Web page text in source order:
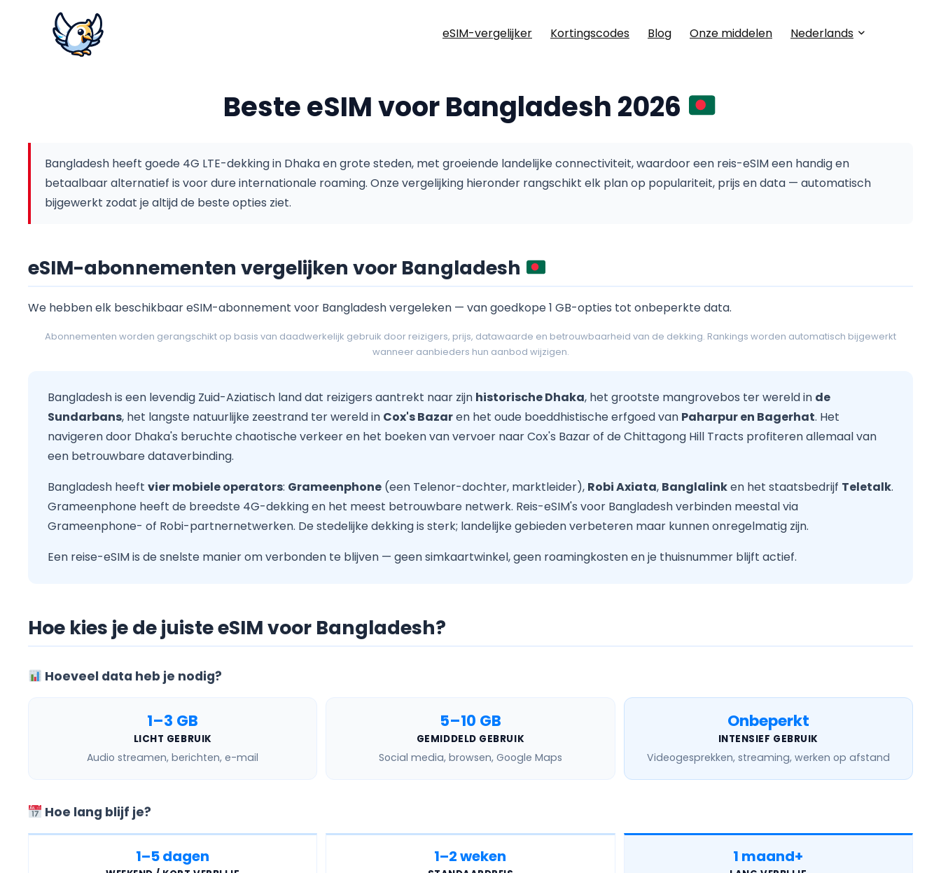
eSIM-vergelijker Kortingscodes Blog Onze middelen Nederlands
Beste eSIM voor Bangladesh 2026
Bangladesh heeft goede 4G LTE-dekking in Dhaka en grote steden, met groeiende landelijke connectiviteit, waardoor een reis-eSIM een handig en
betaalbaar alternatief is voor dure internationale roaming. Onze vergelijking hieronder rangschikt elk plan op populariteit, prijs en data — automatisch
bijgewerkt zodat je altijd de beste opties ziet.
eSIM-abonnementen vergelijken voor Bangladesh
We hebben elk beschikbaar eSIM-abonnement voor Bangladesh vergeleken — van goedkope 1 GB-opties tot onbeperkte data.
Abonnementen worden gerangschikt op basis van daadwerkelijk gebruik door reizigers, prijs, datawaarde en betrouwbaarheid van de dekking. Rankings worden automatisch bijgewerkt
wanneer aanbieders hun aanbod wijzigen.
Bangladesh is een levendig Zuid-Aziatisch land dat reizigers aantrekt naar zijn historische Dhaka, het grootste mangrovebos ter wereld in de
Sundarbans, het langste natuurlijke zeestrand ter wereld in Cox's Bazaren het oude boeddhistische erfgoed van Paharpur en Bagerhat. Het
navigeren door Dhaka's beruchte chaotische verkeer en het boeken van vervoer naar Cox's Bazar of de Chittagong Hill Tracts profiteren allemaal van
een betrouwbare dataverbinding.
Bangladesh heeft vier mobiele operators: Grameenphone (een Telenor-dochter, marktleider), Robi Axiata, Banglalinken het staatsbedrijf Teletalk.
Grameenphone heeft de breedste 4G-dekking en het meest betrouwbare netwerk. Reis-eSIM's voor Bangladesh verbinden meestal via
Grameenphone- of Robi-partnernetwerken. De stedelijke dekking is sterk; landelijke gebieden verbeteren maar kunnen onregelmatig zijn.
Een reise-eSIM is de snelste manier om verbonden te blijven — geen simkaartwinkel, geen roamingkosten en je thuisnummer blijft actief.
Hoe kies je de juiste eSIM voor Bangladesh?
Hoeveel data heb je nodig?
1–3 GB
LICHT GEBRUIK
Audio streamen, berichten, e-mail
5–10 GB
GEMIDDELD GEBRUIK
Social media, browsen, Google Maps
Onbeperkt
INTENSIEF GEBRUIK
Videogesprekken, streaming, werken op afstand
Hoe lang blijf je?
1–5 dagen 1–2 weken 1 maand+